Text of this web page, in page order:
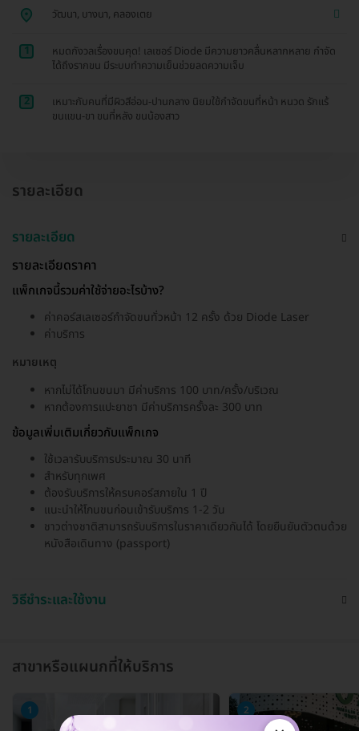
วัฒนา, บางนา, คลองเตย
1
หมดกังวลเรื่องขนคุด! เลเซอร์ Diode มีความยาวคลื่นหลากหลาย กำจัด
ได้ถึงรากขน มีระบบทำความเย็นช่วยลดความเจ็บ
2
เหมาะกับคนที่มีผิวสีอ่อน-ปานกลาง นิยมใช้กำจัดขนที่หน้า หนวด รักแร้
ขนแขน-ขา ขนที่หลัง ขนน้องสาว
รายละเอียด
รายละเอียด
รายละเอียดราคา
แพ็กเกจนี้รวมค่าใช้จ่ายอะไรบ้าง?
ค่าคอร์สเลเซอร์กำจัดขนทั่วหน้า 12 ครั้ง ด้วย Diode Laser
ค่าบริการ
หมายเหตุ
หากไม่ได้โกนขนมา มีค่าบริการ 100 บาท/ครั้ง/บริเวณ
หากต้องการแปะยาชา มีค่าบริการครั้งละ 300 บาท
ข้อมูลเพิ่มเติมเกี่ยวกับแพ็กเกจ
ใช้เวลารับบริการประมาณ 30 นาที
สำหรับทุกเพศ
ต้องรับบริการให้ครบคอร์สภายใน 1 ปี
แนะนำให้โกนขนก่อนเข้ารับบริการ 1-2 วัน
ชาวต่างชาติสามารถรับบริการในราคาเดียวกันได้ โดยยืนยันตัวตนด้วย
หนังสือเดินทาง (passport)
วิธีชำระและใช้งาน
สาขาหรือแผนกที่ให้บริการ
1 2